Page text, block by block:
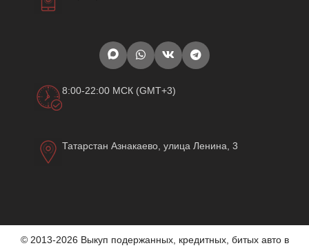
8:00-22:00 МСК (GMT+3)
Татарстан Азнакаево, улица Ленина, 3
© 2013-2026 Выкуп подержанных, кредитных, битых авто в